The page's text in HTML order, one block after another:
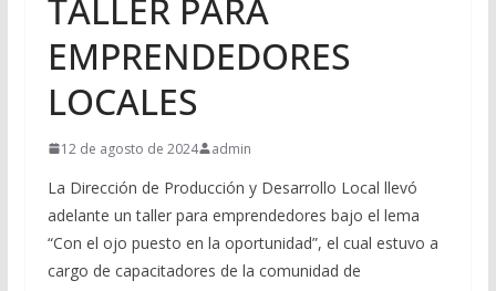
TALLER PARA
EMPRENDEDORES
LOCALES
12 de agosto de 2024 admin
La Dirección de Producción y Desarrollo Local llevó
adelante un taller para emprendedores bajo el lema
“Con el ojo puesto en la oportunidad”, el cual estuvo a
cargo de capacitadores de la comunidad de